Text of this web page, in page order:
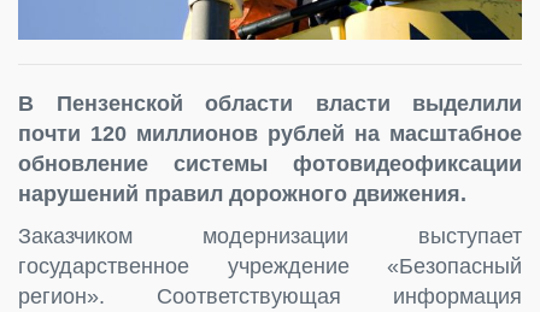
В Пензенской области власти выделили
почти 120 миллионов рублей на масштабное
обновление системы фотовидеофиксации
нарушений правил дорожного движения.
Заказчиком модернизации выступает
государственное учреждение «Безопасный
регион». Соответствующая информация